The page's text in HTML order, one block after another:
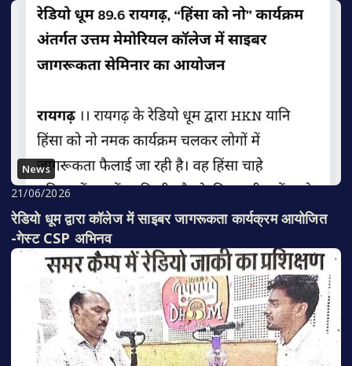
News
21/06/2026
रेडियो धूम द्वारा कॉलेज में साइबर जागरूकता कार्यक्रम आयोजित
-गेस्ट CSP अभिनव